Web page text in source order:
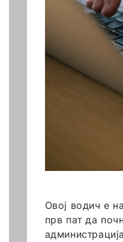
Овој водич е
прв пат да